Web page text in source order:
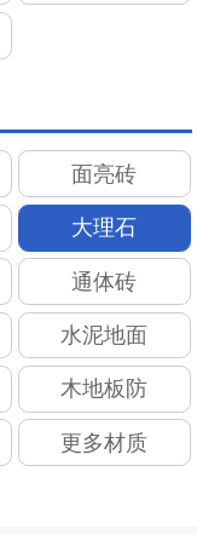
面亮砖
大理石
通体砖
水泥地面
木地板防
更多材质